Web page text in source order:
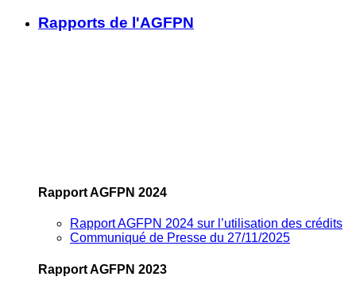
Rapports de l'AGFPN
Rapport AGFPN 2024
Rapport AGFPN 2024 sur l’utilisation des crédits
Communiqué de Presse du 27/11/2025
Rapport AGFPN 2023